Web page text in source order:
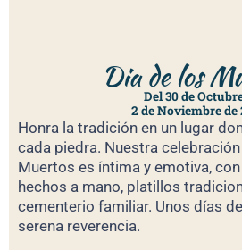
Dia de los
Del 30 de
2 de Noviembre de
Honra la tradición en un lugar
cada piedra. Nuestra
Muertos es íntima y emotiva,
hechos a mano, platillos
cementerio familiar. Unos días
serena reverencia.